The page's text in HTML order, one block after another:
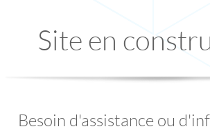
Site en
Besoin d'assistance ou